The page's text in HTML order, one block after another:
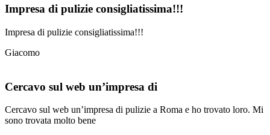
Impresa di pulizie consigliatissima!!!
Impresa di pulizie consigliatissima!!!
Giacomo
Cercavo sul web un’impresa di
Cercavo sul web un’impresa di pulizie a Roma e ho trovato loro. Mi
sono trovata molto bene